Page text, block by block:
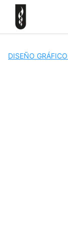
Skip
content
DISEÑO